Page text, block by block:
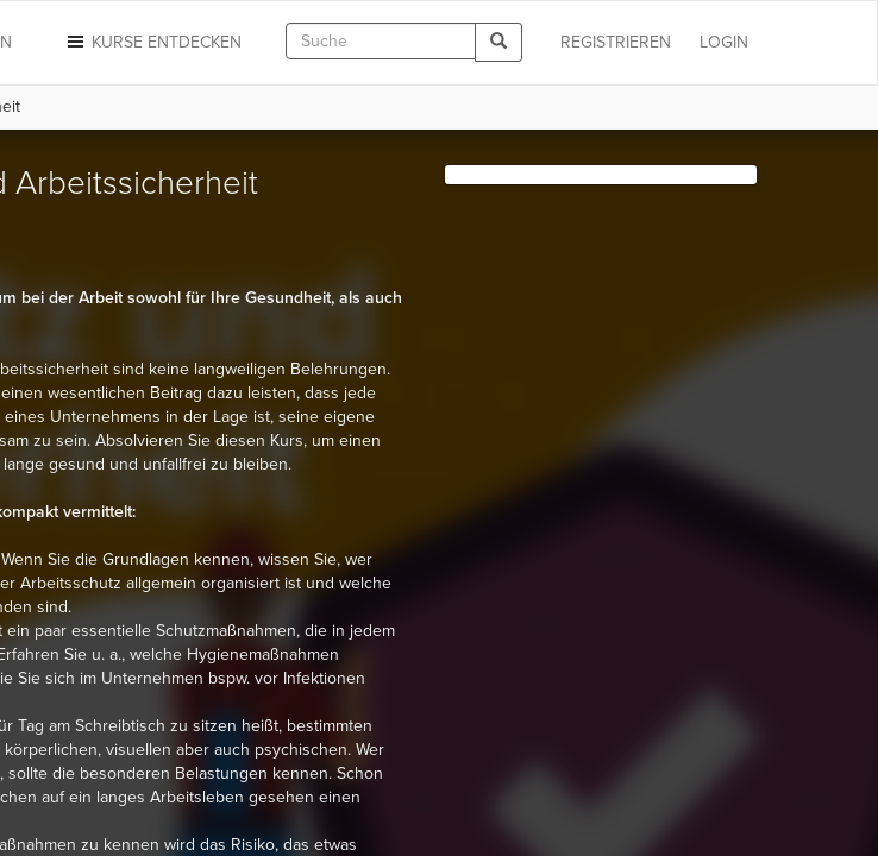
LOGIN
REGISTRIEREN
KURSE ENTDECKEN
Arbeitssicherheit
bei der Arbeit sowohl für Ihre Gesundheit, als auch
sind keine langweiligen Belehrungen.
wesentlichen Beitrag dazu leisten, dass jede
Unternehmens in der Lage ist, seine eigene
zu sein. Absolvieren Sie diesen Kurs, um einen
gesund und unfallfrei zu bleiben.
vermittelt:
Sie die Grundlagen kennen, wissen Sie, wer
Arbeitsschutz allgemein organisiert ist und welche
sind.
paar essentielle Schutzmaßnahmen, die in jedem
Sie u. a., welche Hygienemaßnahmen
Sie sich im Unternehmen bspw. vor Infektionen
Tag am Schreibtisch zu sitzen heißt, bestimmten
visuellen aber auch psychischen. Wer
die besonderen Belastungen kennen. Schon
auf ein langes Arbeitsleben gesehen einen
zu kennen wird das Risiko, das etwas